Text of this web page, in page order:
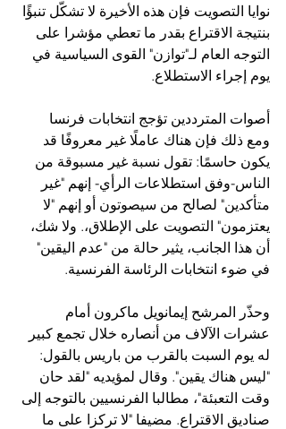
نوايا التصويت فإن هذه الأخيرة لا تشكّل تنبؤًا
بنتيجة الاقتراع بقدر ما تعطي مؤشرا على
التوجه العام لـ"توازن" القوى السياسية في
يوم إجراء الاستطلاع.
أصوات المترددين تؤجج انتخابات فرنسا
ومع ذلك فإن هناك عاملًا غير معروفًا قد
يكون حاسمًا: تقول نسبة غير مسبوقة من
الناس-وفق استطلاعات الرأي- إنهم "غير
متأكدين" لصالح من سيصوتون أو إنهم "لا
يعتزمون" التصويت على الإطلاق،. ولا شك،
أن هذا الجانب، يثير حالة من "عدم اليقين"
في ضوء انتخابات الرئاسة الفرنسية.
وحذّر المرشح إيمانويل ماكرون أمام
عشرات الآلاف من أنصاره خلال تجمع كبير
له يوم السبت بالقرب من باريس بالقول:
"ليس هناك يقين". وقال لمؤيديه "لقد حان
وقت التعبئة"، مطالبا الفرنسيين بالتوجه إلى
صناديق الاقتراع. مضيفا "لا تركزا على ما